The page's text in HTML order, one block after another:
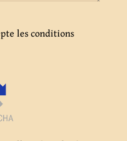
les conditions